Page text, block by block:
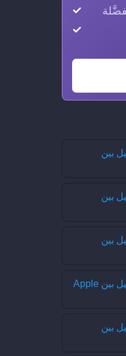
بين
بين
بين
استمرار مزامنة قوائم التشغيل بين Apple
بين